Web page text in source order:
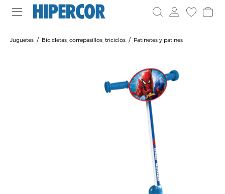
Juguetes Bicicletas, correpasillos, triciclos Patinetes y patines